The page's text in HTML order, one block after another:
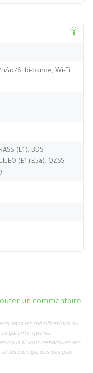
ac/6, bi-bande, Wi-Fi
(L1), BDS
(E1+E5a), QZSS
un commentaire.
dans les spécifications ou
garantir que les
nous si vous remarquez des
les corrigerons dès que